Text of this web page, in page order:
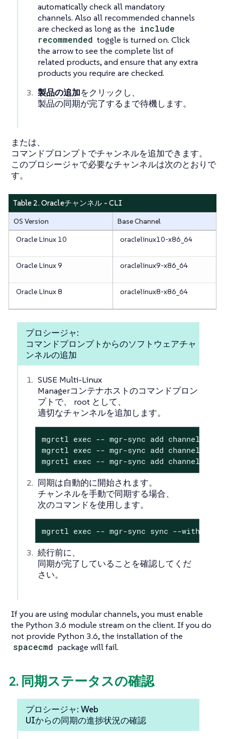
automatically check all mandatory
channels. Also all recommended channels
are checked as long as the include
recommended toggle is turned on. Click
the arrow to see the complete list of
related products, and ensure that any extra
products you require are checked.
製品の追加をクリックし、
製品の同期が完了するまで待機します。
または、
コマンドプロンプトでチャンネルを追加できます。
このプロシージャで必要なチャンネルは次のとおりで
す。
Table 2. Oracleチャンネル - CLI
OS Version
Base Channel
Oracle Linux 10
oraclelinux10-x86_64
Oracle Linux 9 oraclelinux9-x86_64
Oracle Linux 8 oraclelinux8-x86_64
プロシージャ:
コマンドプロンプトからのソフトウェアチャ
ンネルの追加
SUSE Multi-Linux
Managerコンテナホストのコマンドプロン
プトで、 root として、
適切なチャンネルを追加します。
mgrctl exec -- mgr-sync add channel
mgrctl exec -- mgr-sync add channel
mgrctl exec -- mgr-sync add channel
同期は自動的に開始されます。
チャンネルを手動で同期する場合、
次のコマンドを使用します。
mgrctl exec -- mgr-sync sync --with-
続行前に、
同期が完了していることを確認してくだ
さい。
If you are using modular channels, you must enable
the Python 3.6 module stream on the client. If you do
not provide Python 3.6, the installation of the
spacecmd package will fail.
2. 同期ステータスの確認
プロシージャ: Web
UIからの同期の進捗状況の確認